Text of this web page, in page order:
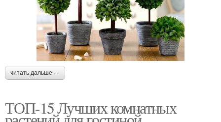
читать дальше →
ТОП-15 Лучших комнатных